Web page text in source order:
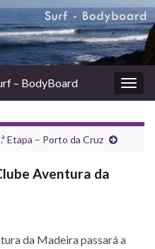
– BodyBoard
Etapa – Porto da Cruz
Aventura da
da Madeira passará a